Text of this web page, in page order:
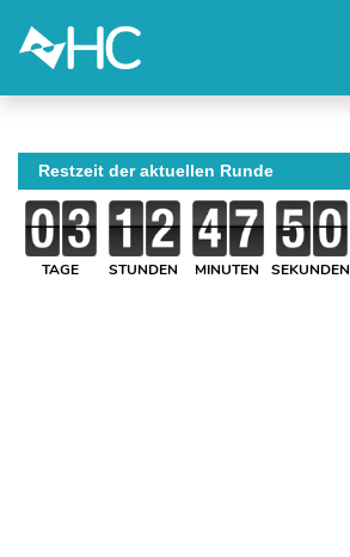
Restzeit der aktuellen Runde
TAGE STUNDEN MINUTEN SEKUNDEN